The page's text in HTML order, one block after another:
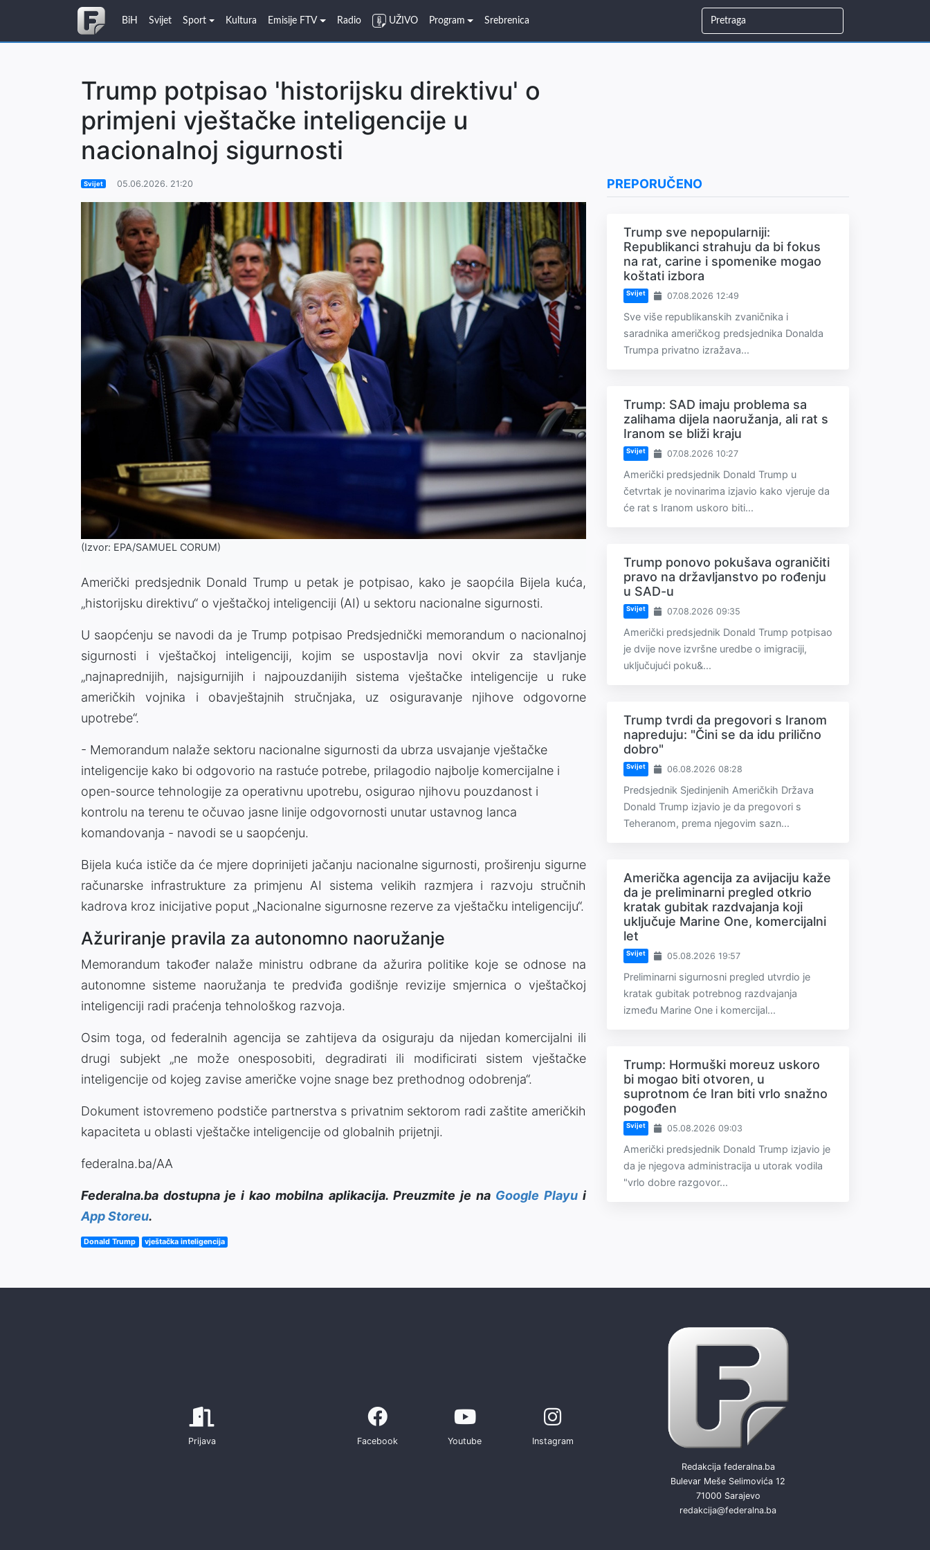
BiH Svijet Sport Kultura Emisije FTV Radio UŽIVO Program Srebrenica
Trump potpisao 'historijsku direktivu' o
primjeni vještačke inteligencije u
nacionalnoj sigurnosti
Svijet 05.06.2026. 21:20
(Izvor: EPA/SAMUEL CORUM)
Američki predsjednik Donald Trump u petak je potpisao, kako je saopćila Bijela kuća,
„historijsku direktivu“ o vještačkoj inteligenciji (AI) u sektoru nacionalne sigurnosti.
U saopćenju se navodi da je Trump potpisao Predsjednički memorandum o nacionalnoj
sigurnosti i vještačkoj inteligenciji, kojim se uspostavlja novi okvir za stavljanje
„najnaprednijih, najsigurnijih i najpouzdanijih sistema vještačke inteligencije u ruke
američkih vojnika i obavještajnih stručnjaka, uz osiguravanje njihove odgovorne
upotrebe“.
- Memorandum nalaže sektoru nacionalne sigurnosti da ubrza usvajanje vještačke
inteligencije kako bi odgovorio na rastuće potrebe, prilagodio najbolje komercijalne i
open-source tehnologije za operativnu upotrebu, osigurao njihovu pouzdanost i
kontrolu na terenu te očuvao jasne linije odgovornosti unutar ustavnog lanca
komandovanja - navodi se u saopćenju.
Bijela kuća ističe da će mjere doprinijeti jačanju nacionalne sigurnosti, proširenju sigurne
računarske infrastrukture za primjenu AI sistema velikih razmjera i razvoju stručnih
kadrova kroz inicijative poput „Nacionalne sigurnosne rezerve za vještačku inteligenciju“.
Ažuriranje pravila za autonomno naoružanje
Memorandum također nalaže ministru odbrane da ažurira politike koje se odnose na
autonomne sisteme naoružanja te predviđa godišnje revizije smjernica o vještačkoj
inteligenciji radi praćenja tehnološkog razvoja.
Osim toga, od federalnih agencija se zahtijeva da osiguraju da nijedan komercijalni ili
drugi subjekt „ne može onesposobiti, degradirati ili modificirati sistem vještačke
inteligencije od kojeg zavise američke vojne snage bez prethodnog odobrenja“.
Dokument istovremeno podstiče partnerstva s privatnim sektorom radi zaštite američkih
kapaciteta u oblasti vještačke inteligencije od globalnih prijetnji.
federalna.ba/AA
Federalna.ba dostupna je i kao mobilna aplikacija. Preuzmite je na Google Playui
App Storeu.
Donald Trump vještačka inteligencija
PREPORUČENO
Trump sve nepopularniji:
Republikanci strahuju da bi fokus
na rat, carine i spomenike mogao
koštati izbora
Svijet 07.08.2026 12:49
Sve više republikanskih zvaničnika i
saradnika američkog predsjednika Donalda
Trumpa privatno izražava...
Trump: SAD imaju problema sa
zalihama dijela naoružanja, ali rat s
Iranom se bliži kraju
Svijet 07.08.2026 10:27
Američki predsjednik Donald Trump u
četvrtak je novinarima izjavio kako vjeruje da
će rat s Iranom uskoro biti...
Trump ponovo pokušava ograničiti
pravo na državljanstvo po rođenju
u SAD-u
Svijet 07.08.2026 09:35
Američki predsjednik Donald Trump potpisao
je dvije nove izvršne uredbe o imigraciji,
uključujući poku&...
Trump tvrdi da pregovori s Iranom
napreduju: "Čini se da idu prilično
dobro"
Svijet 06.08.2026 08:28
Predsjednik Sjedinjenih Američkih Država
Donald Trump izjavio je da pregovori s
Teheranom, prema njegovim sazn...
Američka agencija za avijaciju kaže
da je preliminarni pregled otkrio
kratak gubitak razdvajanja koji
uključuje Marine One, komercijalni
let
Svijet 05.08.2026 19:57
Preliminarni sigurnosni pregled utvrdio je
kratak gubitak potrebnog razdvajanja
između Marine One i komercijal...
Trump: Hormuški moreuz uskoro
bi mogao biti otvoren, u
suprotnom će Iran biti vrlo snažno
pogođen
Svijet 05.08.2026 09:03
Američki predsjednik Donald Trump izjavio je
da je njegova administracija u utorak vodila
"vrlo dobre razgovor...
Prijava Facebook Youtube Instagram
Redakcija federalna.ba
Bulevar Meše Selimovića 12
71000 Sarajevo
redakcija@federalna.ba